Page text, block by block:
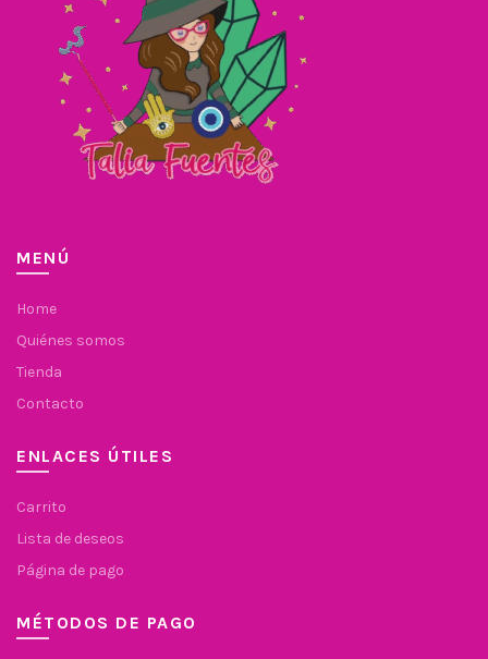
MENÚ
Home
Quiénes somos
Tienda
Contacto
ENLACES ÚTILES
Carrito
Lista de deseos
Página de pago
MÉTODOS DE PAGO